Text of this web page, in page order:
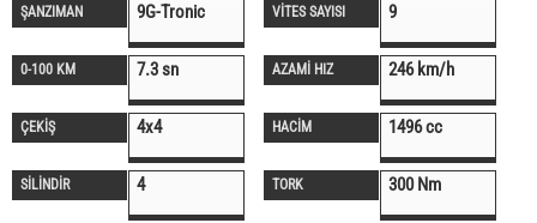
ŞANZIMAN 9G-Tronic VİTES SAYISI 9
0-100 KM 7.3 sn AZAMİ HIZ 246 km/h
ÇEKİŞ 4x4 HACİM 1496 cc
SİLİNDİR 4 TORK 300 Nm